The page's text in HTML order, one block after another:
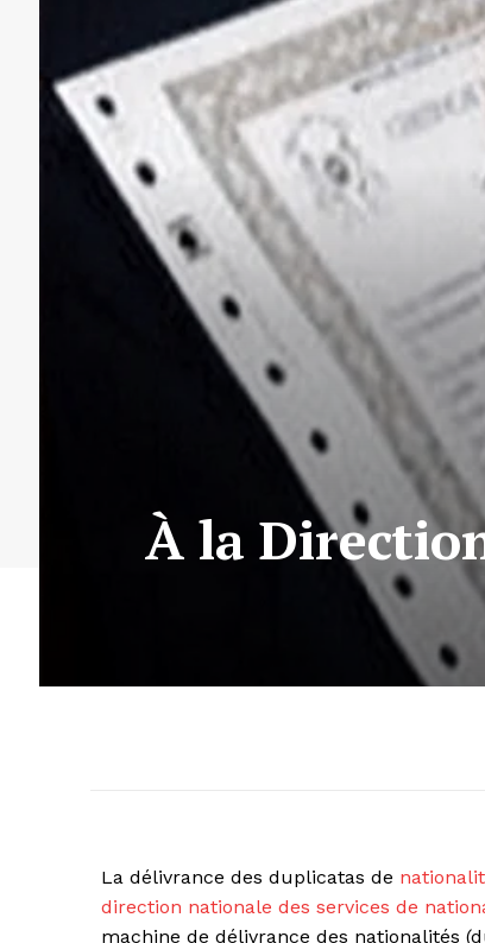
À la
La délivrance des duplicatas de
direction nationale des services de
machine de délivrance des nationalités